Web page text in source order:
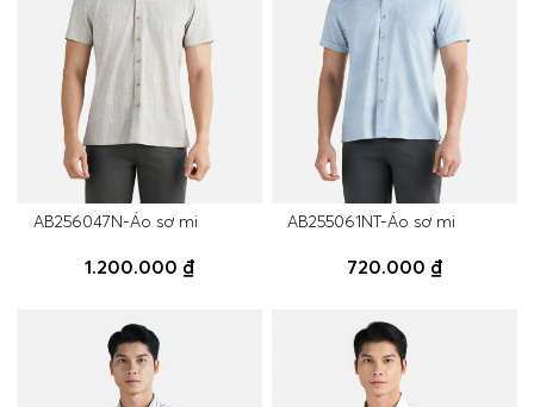
AB256047N-Áo sơ mi
1.200.000 ₫
AB255061NT-Áo sơ mi
720.000 ₫